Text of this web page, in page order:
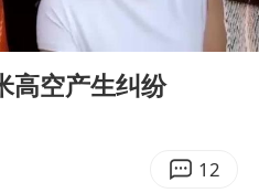
渠道价一箱上涨近百元
技发行价格150.80元/股
宇树科技王兴兴身家有望超200亿元
06:54
高空产生纠纷
12